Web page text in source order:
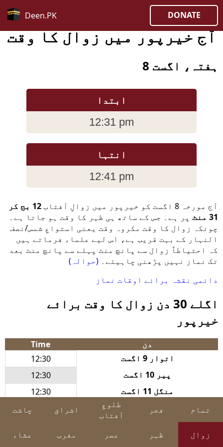
Deen.PK DONATE
آج خیرپور میں زوال کا وقت
ہفتہ، اگست 8
ابتدا
12:31 pm
انتہا
12:41 pm
آج مورخہ 8 اگست کو خیرپور میں زوالِ آفتاب
12 بج کر
31 منٹ
پر ہے۔ جس کے ساتھ ہی ظہر کا وقت ہو جاتا ہے۔
چونکہ زوال کا وقت مکروہ وقت یعنی استواعِ شمس/نصف
النہار کے بہت قریب ہے، اس لیے علماء فرماتے ہیں
کہ احتیاطاً زوال سے پانچ منٹ پہلے سے پانچ منٹ بعد
تک نماز نہیں پڑھنی چاہیئے۔ (حوالہ)
دائمی نقشہ برائے اوقات نماز
اگلے 30 دن زوال کا وقت برائے
خیرپور
دن
Time
اتوار 9 اگست
12:30
پیر 10 اگست
12:30
منگل 11 اگست
12:30
بدھ 12 اگست
12:30
جمعرات 13 اگست
جمعہ 14 اگست
تمام فجر
طلوعِ
آفتاب
اشراق چاشت
زوال ظہر عصر مغرب عشاء